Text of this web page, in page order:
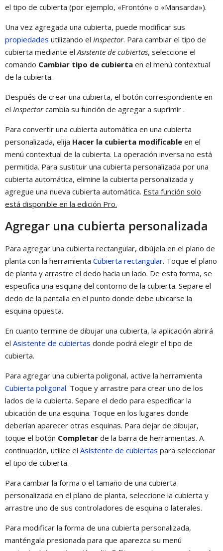
el tipo de cubierta (por ejemplo, «Frontón» o «Mansarda»).
Una vez agregada una cubierta, puede modificar sus
propiedades utilizando el Inspector. Para cambiar el tipo de
cubierta mediante el Asistente de cubiertas, seleccione el
comando Cambiar tipo de cubierta en el menú contextual
de la cubierta.
Después de crear una cubierta, el botón correspondiente en
el Inspectorcambia su función de agregar a suprimir .
Para convertir una cubierta automática en una cubierta
personalizada, elija Hacer la cubierta modificable en el
menú contextual de la cubierta. La operación inversa no está
permitida. Para sustituir una cubierta personalizada por una
cubierta automática, elimine la cubierta personalizada y
agregue una nueva cubierta automática. Esta función solo
está disponible en la edición Pro.
Agregar una cubierta personalizada
Para agregar una cubierta rectangular, dibújela en el plano de
planta con la herramienta Cubierta rectangular. Toque el plano
de planta y arrastre el dedo hacia un lado. De esta forma, se
especifica una esquina del contorno de la cubierta. Separe el
dedo de la pantalla en el punto donde debe ubicarse la
esquina opuesta.
En cuanto termine de dibujar una cubierta, la aplicación abrirá
el Asistente de cubiertas donde podrá elegir el tipo de
cubierta.
Para agregar una cubierta poligonal, active la herramienta
Cubierta poligonal. Toque y arrastre para crear uno de los
lados de la cubierta. Separe el dedo para especificar la
ubicación de una esquina. Toque en los lugares donde
deberían aparecer otras esquinas. Para dejar de dibujar,
toque el botón Completar de la barra de herramientas. A
continuación, utilice el Asistente de cubiertas para seleccionar
el tipo de cubierta.
Para cambiar la forma o el tamaño de una cubierta
personalizada en el plano de planta, seleccione la cubierta y
arrastre uno de sus controladores de esquina o laterales.
Para modificar la forma de una cubierta personalizada,
manténgala presionada para que aparezca su menú